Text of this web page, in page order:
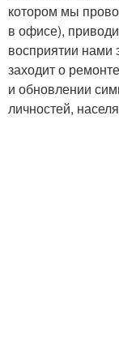
котором мы
в офисе),
восприятии нами
заходит о
и обновлении
личностей,